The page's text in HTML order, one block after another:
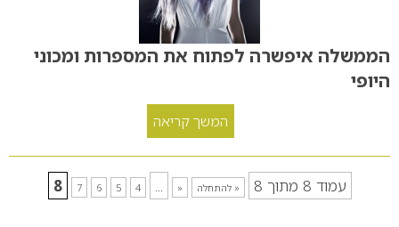
הממשלה איפשרה לפתוח את המספרות ומכוני
היופי
המשך קריאה
עמוד 8 מתוך 8 « להתחלה «
...
4
5
6
7
8